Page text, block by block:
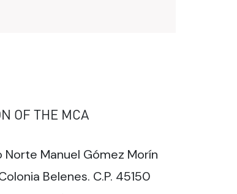
OF THE MCA
Norte Manuel Gómez Morín
Belenes. C.P. 45150